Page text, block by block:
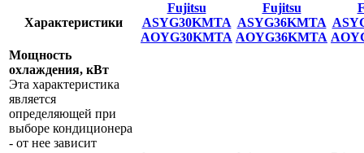
Характеристики
Fujitsu
ASYG30KMTA
AOYG30KMTA
Fujitsu
ASYG36KMTA
AOYG36KMTA
Мощность
охлаждения, кВт
Эта характеристика
является
определяющей при
выборе кондиционера
- от нее зависит